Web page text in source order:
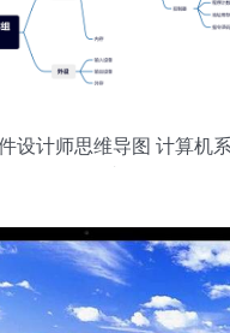
设计师思维导图 计算机